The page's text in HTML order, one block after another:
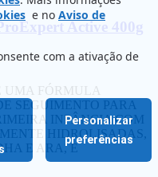
Active 400g
UMA FÓRMULA
SEGUIMENTO PARA
INFÂNCIA COM
HIDROLISADAS,
E ARA, E
e no Aviso de
com a ativação de
Personalizar
preferências